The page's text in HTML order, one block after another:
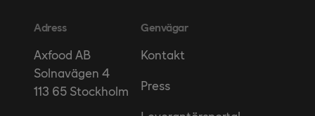
Adress
Axfood AB
Solnavägen 4
113 65 Stockholm
Genvägar
Kontakt
Press